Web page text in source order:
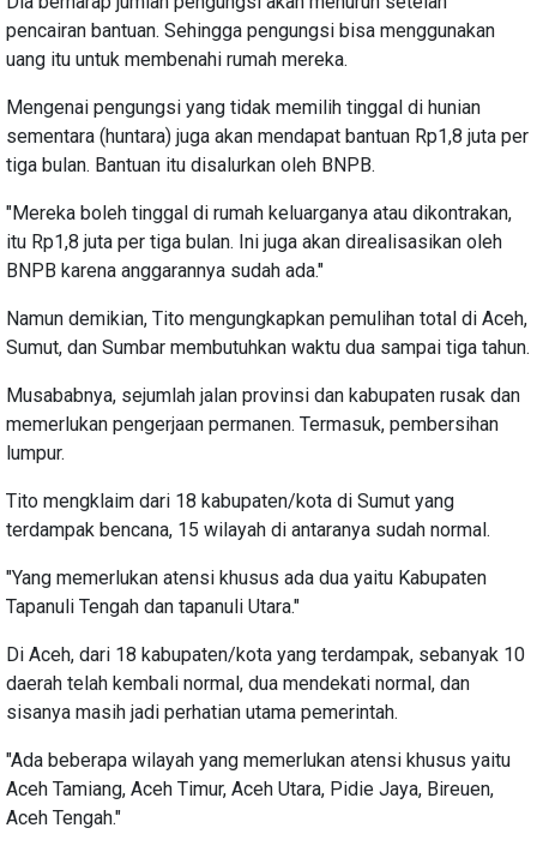
pencairan bantuan. Sehingga pengungsi bisa menggunakan
uang itu untuk membenahi rumah mereka.
Mengenai pengungsi yang tidak memilih tinggal di hunian
sementara (huntara) juga akan mendapat bantuan Rp1,8 juta per
tiga bulan. Bantuan itu disalurkan oleh BNPB.
"Mereka boleh tinggal di rumah keluarganya atau dikontrakan,
itu Rp1,8 juta per tiga bulan. Ini juga akan direalisasikan oleh
BNPB karena anggarannya sudah ada."
Namun demikian, Tito mengungkapkan pemulihan total di Aceh,
Sumut, dan Sumbar membutuhkan waktu dua sampai tiga tahun.
Musababnya, sejumlah jalan provinsi dan kabupaten rusak dan
memerlukan pengerjaan permanen. Termasuk, pembersihan
lumpur.
Tito mengklaim dari 18 kabupaten/kota di Sumut yang
terdampak bencana, 15 wilayah di antaranya sudah normal.
"Yang memerlukan atensi khusus ada dua yaitu Kabupaten
Tapanuli Tengah dan tapanuli Utara."
Di Aceh, dari 18 kabupaten/kota yang terdampak, sebanyak 10
daerah telah kembali normal, dua mendekati normal, dan
sisanya masih jadi perhatian utama pemerintah.
"Ada beberapa wilayah yang memerlukan atensi khusus yaitu
Aceh Tamiang, Aceh Timur, Aceh Utara, Pidie Jaya, Bireuen,
Aceh Tengah."